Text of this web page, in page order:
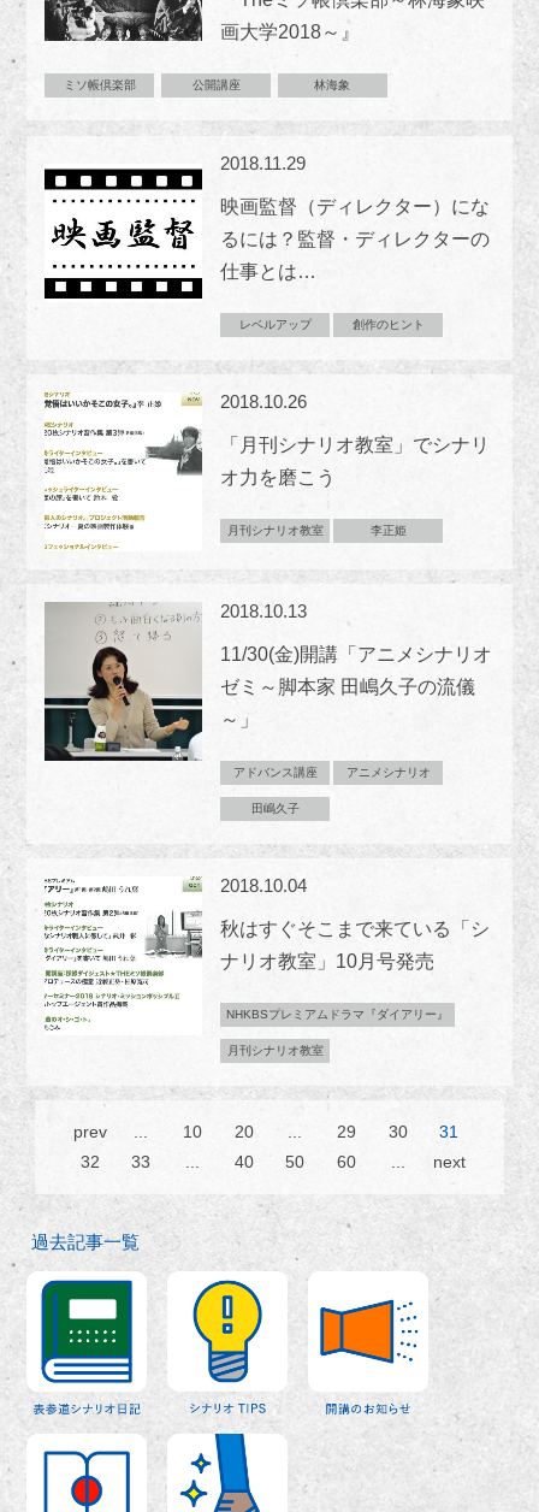
画大学2018～』
ミソ帳倶楽部 公開講座 林海象
2018.11.29
映画監督（ディレクター）にな
るには？監督・ディレクターの
仕事とは…
レベルアップ 創作のヒント
2018.10.26
「月刊シナリオ教室」でシナリ
オ力を磨こう
月刊シナリオ教室 李正姫
2018.10.13
11/30(金)開講「アニメシナリオ
ゼミ～脚本家 田嶋久子の流儀
～」
アドバンス講座 アニメシナリオ
田嶋久子
2018.10.04
秋はすぐそこまで来ている「シ
ナリオ教室」10月号発売
NHKBSプレミアムドラマ『ダイアリー』
月刊シナリオ教室
prev 10 20 29 30
31
32
33 40 50 60 next
過去記事一覧